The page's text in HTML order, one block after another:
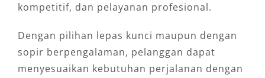
kompetitif, dan pelayanan profesional.
Dengan pilihan lepas kunci maupun dengan
sopir berpengalaman, pelanggan dapat
menyesuaikan kebutuhan perjalanan dengan